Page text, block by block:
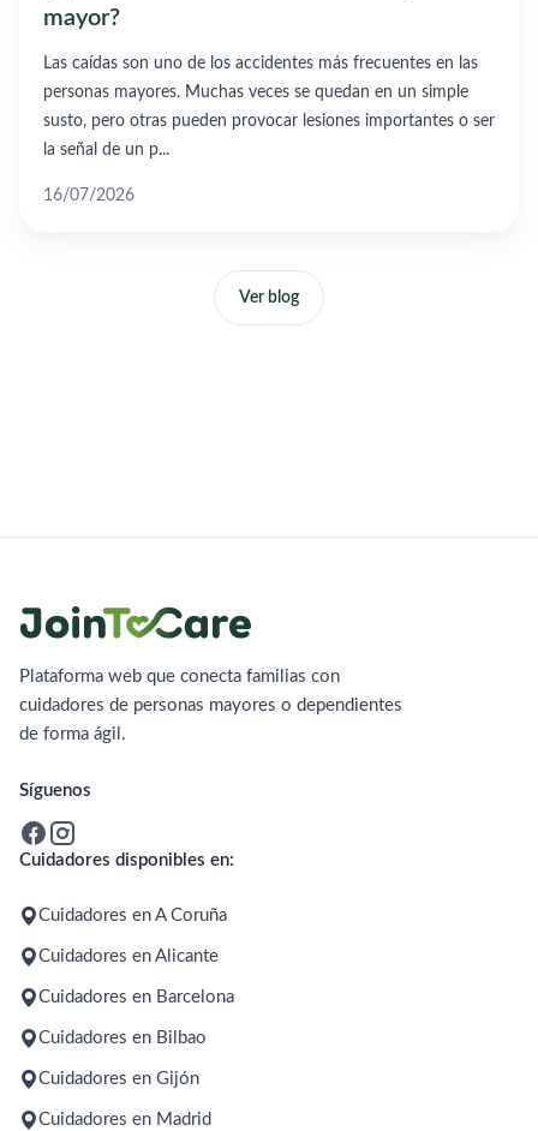
mayor?
Las caídas son uno de los accidentes más frecuentes en las
personas mayores. Muchas veces se quedan en un simple
susto, pero otras pueden provocar lesiones importantes o ser
la señal de un p...
16/07/2026
Ver blog
Plataforma web que conecta familias con
cuidadores de personas mayores o dependientes
de forma ágil.
Síguenos
Cuidadores disponibles en:
Cuidadores en A Coruña
Cuidadores en Alicante
Cuidadores en Barcelona
Cuidadores en Bilbao
Cuidadores en Gijón
Cuidadores en Madrid